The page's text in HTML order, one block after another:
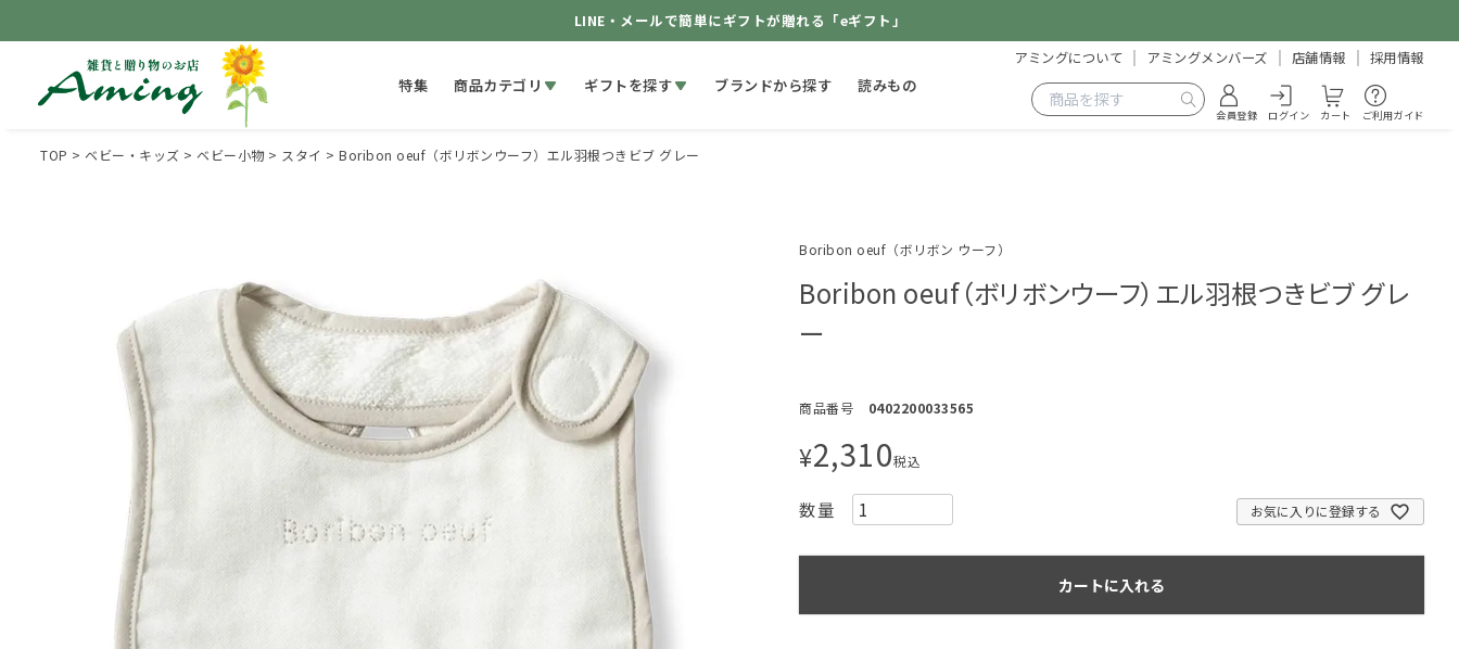
LINE・メールで簡単にギフトが贈れる「eギフト」
特集 商品カテゴリ ギフトを探す ブランドから探す 読みもの
アミングについて アミングメンバーズ 店舗情報 採用情報
会員登録 ログイン カート ご利用ガイド
TOP ベビー・キッズ ベビー小物 スタイ Boribon oeuf（ボリボンウーフ）エル羽根つきビブ グレー
Boribon oeuf（ボリボン ウーフ）
Boribon oeuf（ボリボンウーフ）エル羽根つきビブ グレ
ー
商品番号 0402200033565
¥2,310税込
お気に入りに登録する
カートに入れる